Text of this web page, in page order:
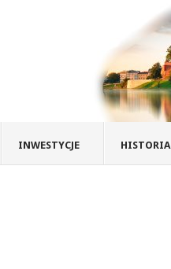
INWESTYCJE HISTORIA